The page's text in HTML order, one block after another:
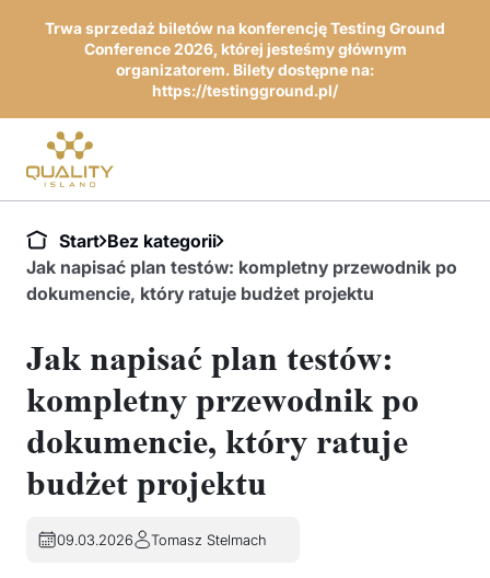
Trwa sprzedaż biletów na konferencję Testing Ground
Conference 2026, której jesteśmy głównym
organizatorem. Bilety dostępne na:
https://testingground.pl/
Start Bez kategorii
Jak napisać plan testów: kompletny przewodnik po
dokumencie, który ratuje budżet projektu
Jak napisać plan testów:
kompletny przewodnik po
dokumencie, który ratuje
budżet projektu
09.03.2026 Tomasz Stelmach